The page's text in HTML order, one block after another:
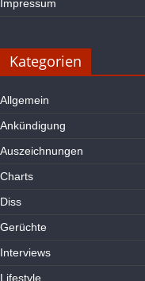
Impressum
Kategorien
Allgemein
Ankündigung
Auszeichnungen
Charts
Diss
Gerüchte
Interviews
Lifestyle